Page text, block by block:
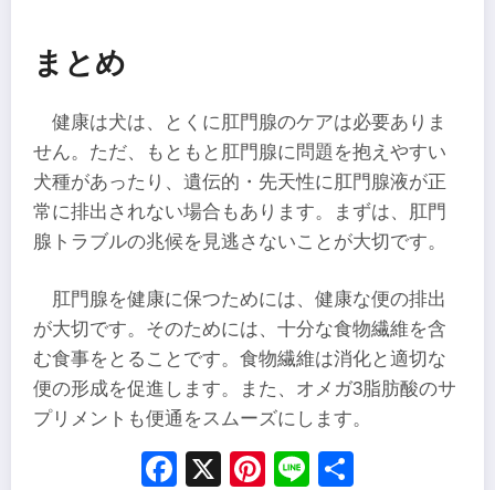
まとめ
健康は犬は、とくに肛門腺のケアは必要ありま
せん。ただ、もともと肛門腺に問題を抱えやすい
犬種があったり、遺伝的・先天性に肛門腺液が正
常に排出されない場合もあります。まずは、肛門
腺トラブルの兆候を見逃さないことが大切です。
肛門腺を健康に保つためには、健康な便の排出
が大切です。そのためには、十分な食物繊維を含
む食事をとることです。食物繊維は消化と適切な
便の形成を促進します。また、オメガ3脂肪酸のサ
プリメントも便通をスムーズにします。
Facebook
X Pinterest
Line